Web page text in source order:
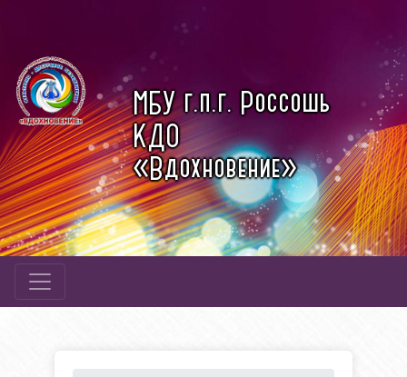
МБУ г.п.г. Россошь
КДО
«Вдохновение»